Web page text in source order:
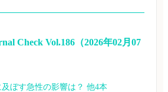
Check Vol.186（2026年02月07
ぼす急性の影響は？ 他4本